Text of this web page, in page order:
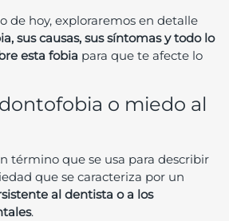
de hoy, exploraremos en detalle
sus causas, sus síntomas y todo lo
esta fobia para que te afecte lo
o miedo al
término que se usa para describir
que se caracteriza por un
al dentista o a los
.